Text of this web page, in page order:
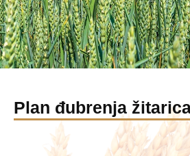
Plan đubrenja